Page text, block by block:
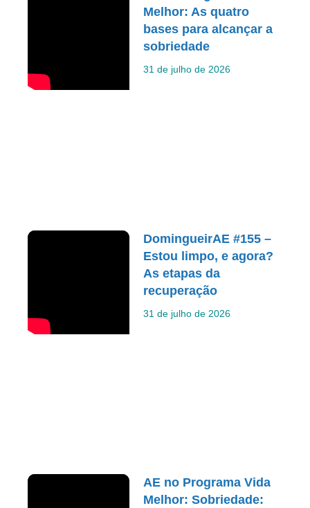
Melhor: As quatro
bases para alcançar a
sobriedade
31 de julho de 2026
DomingueirAE #155 –
Estou limpo, e agora?
As etapas da
recuperação
31 de julho de 2026
AE no Programa Vida
Melhor: Sobriedade: